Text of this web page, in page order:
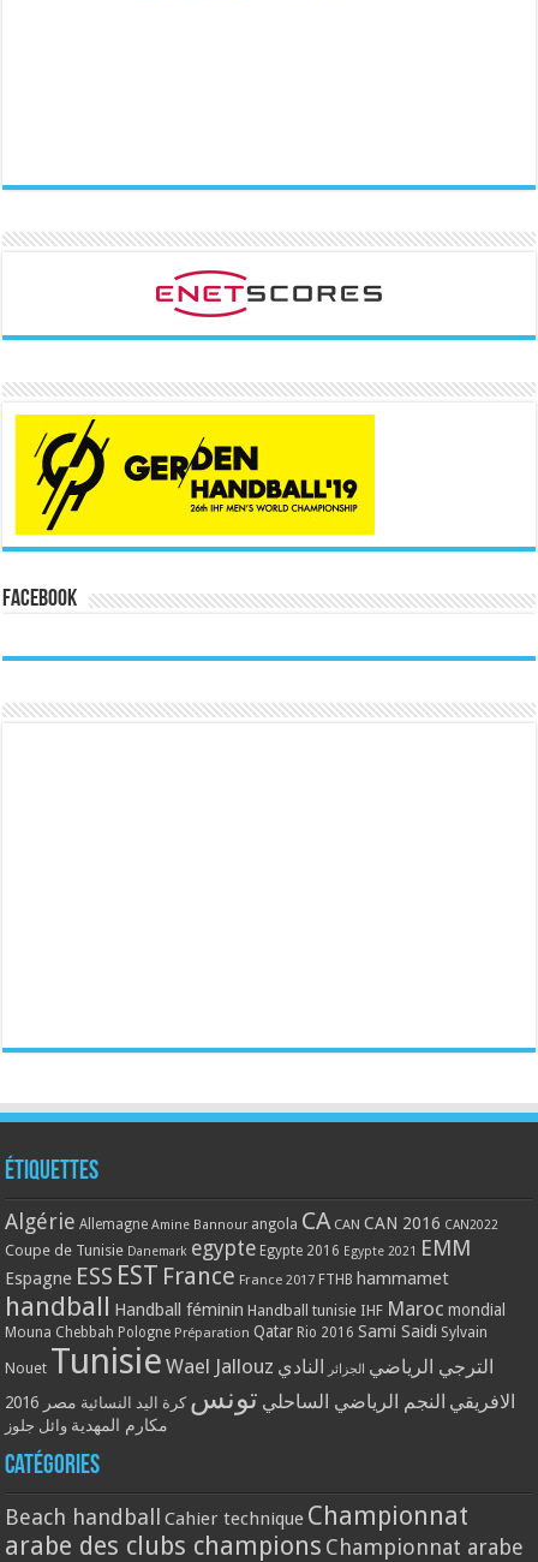
Facebook
Étiquettes
Algérie Allemagne Amine Bannour angola CA CAN CAN 2016 CAN2022
Coupe de Tunisie Danemark egypte Egypte 2016 Egypte 2021 EMM
Espagne ESS EST France France 2017 FTHB hammamet
handball Handball féminin Handball tunisie IHF Maroc mondial
Mouna Chebbah Pologne Préparation Qatar Rio 2016 Sami Saidi Sylvain
Nouet Tunisie Wael Jallouz الترجي الرياضي الجزائر النادي
الافريقي النجم الرياضي الساحلي تونس كرة اليد النسائية مصر 2016
مكارم المهدية وائل جلوز
Catégories
Beach handball Cahier technique Championnat
arabe des clubs champions Championnat arabe